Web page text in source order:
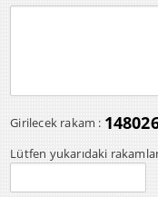
Girilecek rakam :
Lütfen yukarıdaki